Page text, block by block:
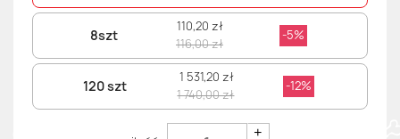
8szt
110,20 zł
116,00 zł
-5%
120 szt
1 531,20 zł
1 740,00 zł
-12%
+